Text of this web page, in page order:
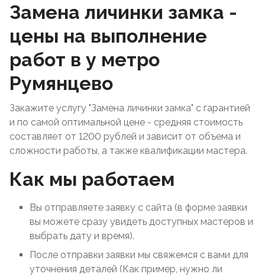
Замена личинки замка -
цены на выполнение
работ в у метро
Румянцево
Закажите услугу "Замена личинки замка" с гарантией
и по самой оптимальной цене - средняя стоимость
составляет от 1200 рублей и зависит от объема и
сложности работы, а также квалификации мастера.
Как мы работаем
Вы отправляете заявку с сайта (в форме заявки
вы можете сразу увидеть доступных мастеров и
выбрать дату и время).
После отправки заявки мы свяжемся с вами для
уточнения деталей (Как пример, нужно ли